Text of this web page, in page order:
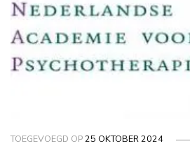
TOEGEVOEGD OP25 OKTOBER 2024